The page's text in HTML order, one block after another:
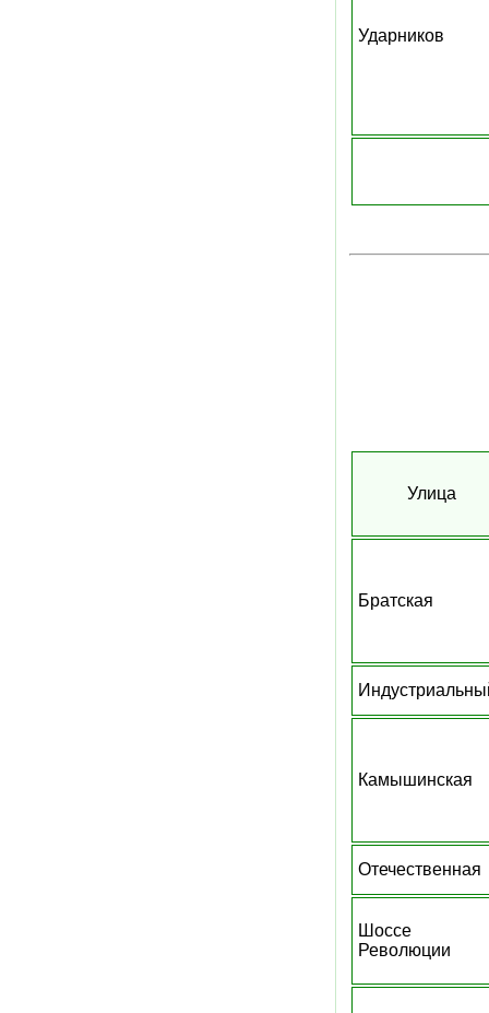
Ударников
Улица
Братская
Камышинская
Отечественная
Шоссе
Революции